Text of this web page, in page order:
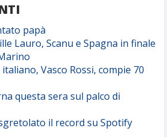
papà
Lauro, Scanu e Spagna in finale
Vasco Rossi, compie 70
questa sera sul palco di
il record su Spotify